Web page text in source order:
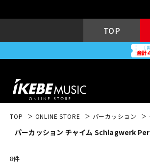
TOP
エレキギター
TOP ONLINE STORE パーカッション
パーカッション チャイム Schlagwerk
8件